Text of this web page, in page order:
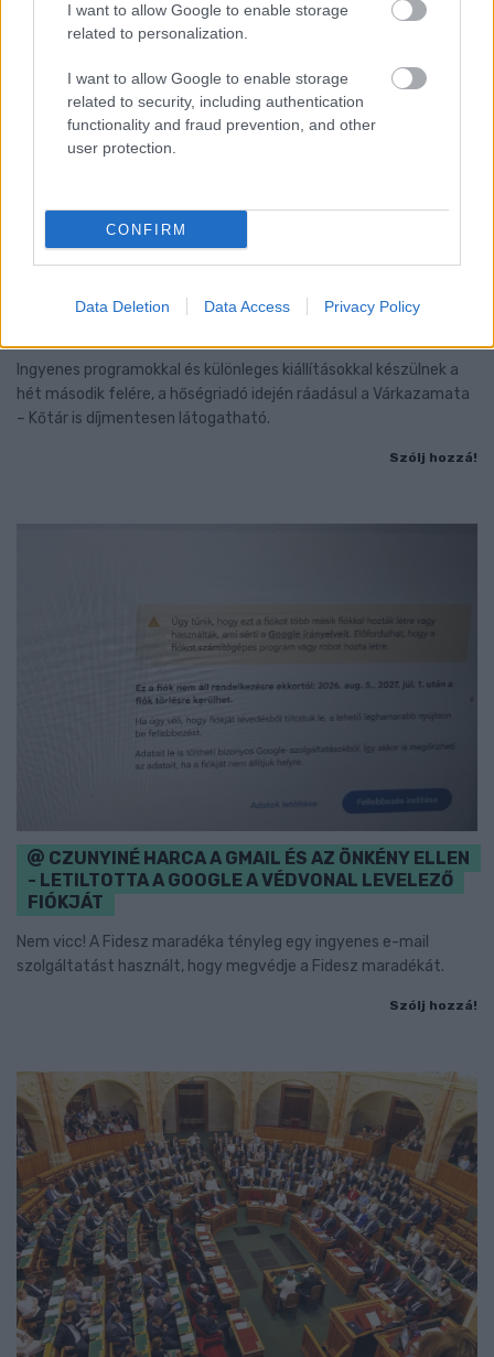
I want to allow Google to enable storage
related to personalization.
I want to allow Google to enable storage
related to security, including authentication
functionality and fraud prevention, and other
user protection.
CONFIRM
Data Deletion Data Access Privacy Policy
A RÓMAIAKTÓL AZ AGYAGKATONÁKIG –
KÖZÖNSÉGTALÁLKOZÓ VÁRJA A LÁTOGATÓKAT A
Ingyenes programokkal és különleges kiállításokkal készülnek a
hét második felére, a hőségriadó idején ráadásul a Várkazamata
– Kőtár is díjmentesen látogatható.
Szólj hozzá!
CZUNYINÉ HARCA A GMAIL ÉS AZ ÖNKÉNY ELLEN
- LETILTOTTA A GOOGLE A VÉDVONAL LEVELEZŐ
FIÓKJÁT
Nem vicc! A Fidesz maradéka tényleg egy ingyenes e-mail
szolgáltatást használt, hogy megvédje a Fidesz maradékát.
Szólj hozzá!